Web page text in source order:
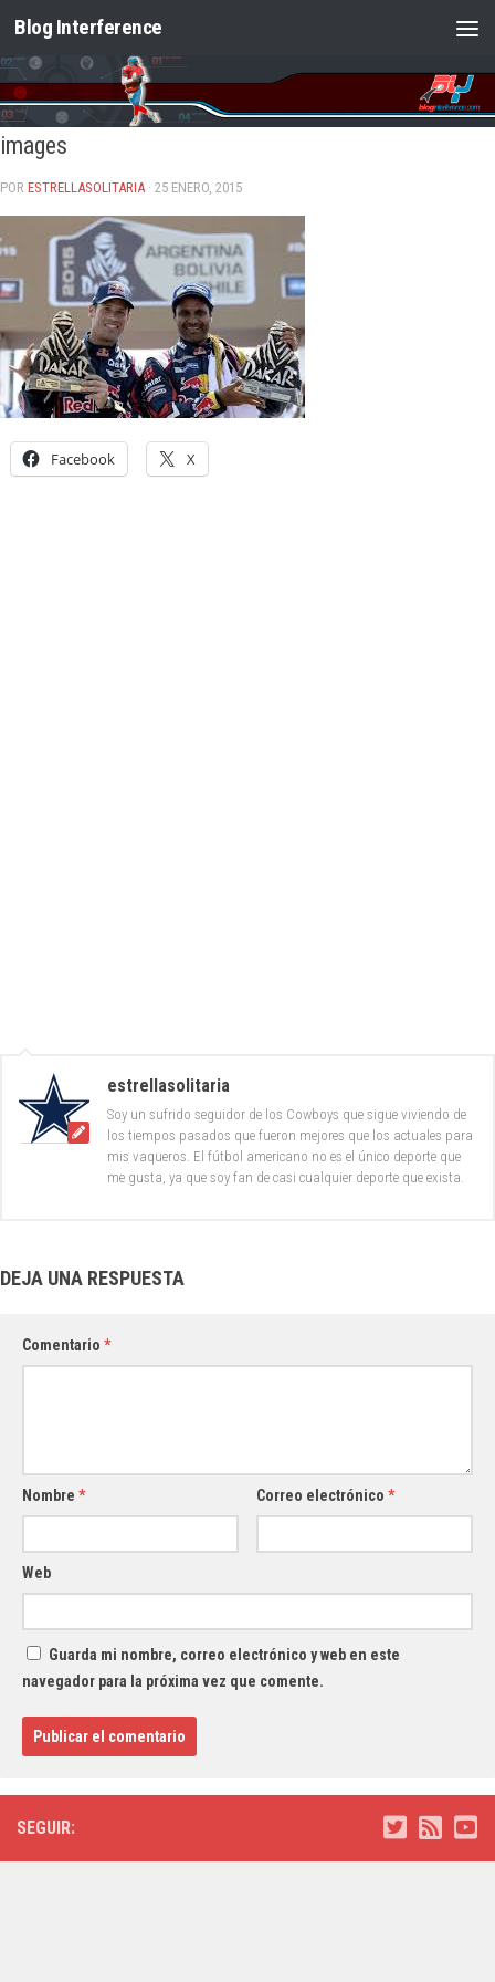
Saltar al contenido
Blog Interference
images
POR ESTRELLASOLITARIA · 25 ENERO, 2015
Facebook X
estrellasolitaria
Soy un sufrido seguidor de los Cowboys que sigue viviendo de
los tiempos pasados que fueron mejores que los actuales para
mis vaqueros. El fútbol americano no es el único deporte que
me gusta, ya que soy fan de casi cualquier deporte que exista.
DEJA UNA RESPUESTA
Comentario *
Nombre * Correo electrónico*
Web
Guarda mi nombre, correo electrónico y web en este
navegador para la próxima vez que comente.
SEGUIR: